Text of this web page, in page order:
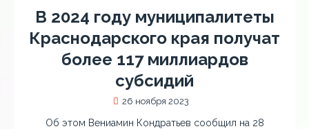
В 2024 году муниципалитеты
Краснодарского края получат
более 117 миллиардов
субсидий
26 ноября 2023
Об этом Вениамин Кондратьев сообщил на 28